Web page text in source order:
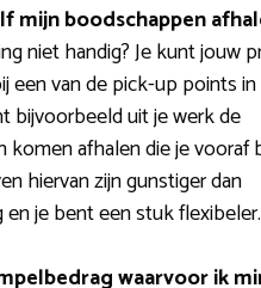
mijn boodschappen
niet handig? Je kunt jouw
een van de pick-up points
bijvoorbeeld uit je werk de
komen afhalen die je vooraf
hiervan zijn gunstiger dan
je bent een stuk flexibeler.
waarvoor ik